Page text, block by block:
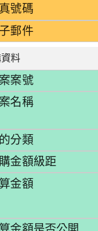
號碼
郵件
料
案號
名稱
分類
金額級距
金額